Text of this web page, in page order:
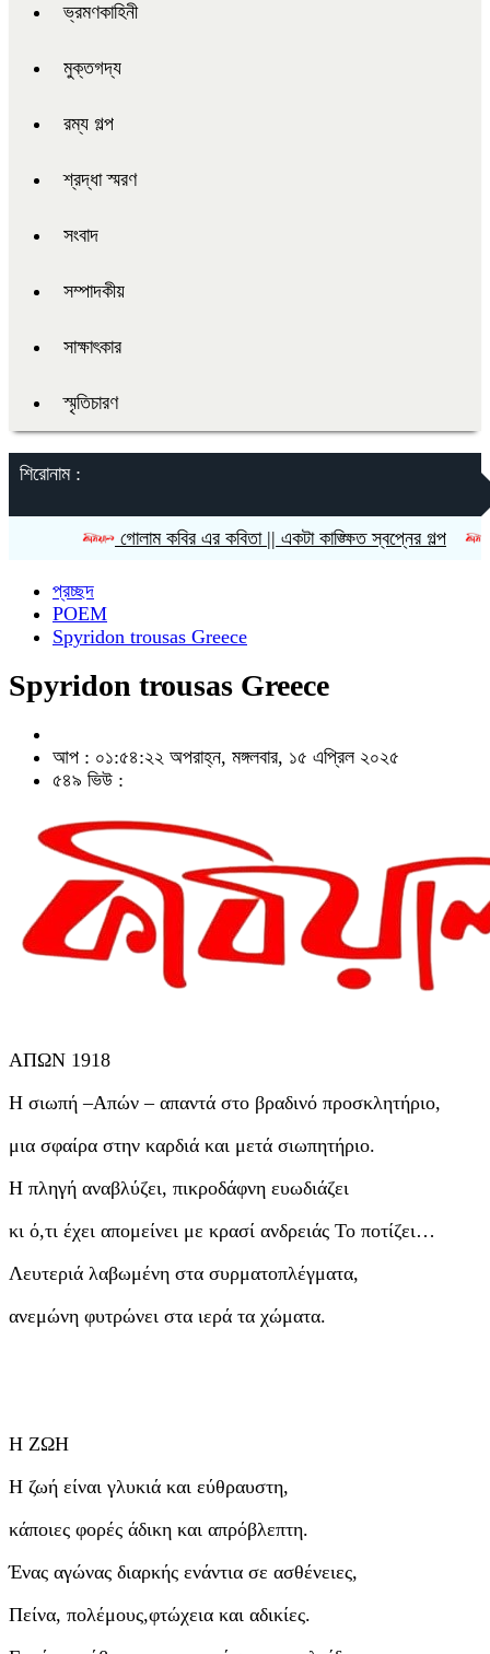
ভ্রমণকাহিনী
মুক্তগদ্য
রম্য গল্প
শ্রদ্ধা স্মরণ
সংবাদ
সম্পাদকীয়
সাক্ষাৎকার
স্মৃতিচারণ
শিরোনাম :
গোলাম কবির এর কবিতা || একটা কাঙ্ক্ষিত স্বপ্নের গল্প রীতি
প্রচ্ছদ
POEM
Spyridon trousas Greece
Spyridon trousas Greece
আপ : ০১:৫৪:২২ অপরাহ্ন, মঙ্গলবার, ১৫ এপ্রিল ২০২৫
৫৪৯ ভিউ :
ΑΠΩΝ 1918
Η σιωπή –Απών – απαντά στο βραδινό προσκλητήριο,
μια σφαίρα στην καρδιά και μετά σιωπητήριο.
Η πληγή αναβλύζει, πικροδάφνη ευωδιάζει
κι ό,τι έχει απομείνει με κρασί ανδρειάς Το ποτίζει…
Λευτεριά λαβωμένη στα συρματοπλέγματα,
ανεμώνη φυτρώνει στα ιερά τα χώματα.
Η ΖΩΗ
Η ζωή είναι γλυκιά και εύθραυστη,
κάποιες φορές άδικη και απρόβλεπτη.
Ένας αγώνας διαρκής ενάντια σε ασθένειες,
Πείνα, πολέμους,φτώχεια και αδικίες.